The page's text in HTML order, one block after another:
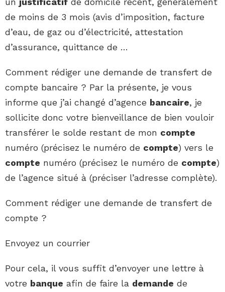
de moins de 3 mois (avis d’imposition, facture
d’eau, de gaz ou d’électricité, attestation
d’assurance, quittance de …
Comment rédiger une demande de transfert de
compte bancaire ? Par la présente, je vous
informe que j’ai changé d’agence bancaire, je
sollicite donc votre bienveillance de bien vouloir
transférer le solde restant de mon compte
numéro (précisez le numéro de compte) vers le
compte numéro (précisez le numéro de compte)
de l’agence situé à (préciser l’adresse complète).
Comment rédiger une demande de transfert de
compte ?
Envoyez un courrier
Pour cela, il vous suffit d’envoyer une lettre à
votre banque afin de faire la demande de